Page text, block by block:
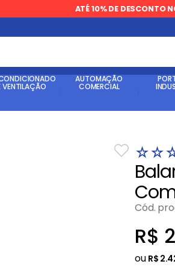
ATÉ 10% DE DESCONTO
VENTILAÇÃO
AUTOMAÇÃO
COMERCIAL
☆☆
Cód.
R$ 2
ou R$ 2.